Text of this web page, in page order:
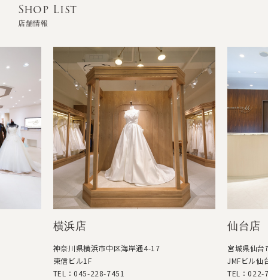
Shop List
店舗情報
横浜店
神奈川県横浜市中区海岸通4-17
東信ビル1F
TEL：045-228-7451
仙台店
宮城県仙
JMFビル仙
TEL：022-